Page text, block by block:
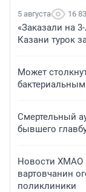
5 августа 16
«Заказали на
Казани турок
Может
Смертельный
бывшего
Новости ХМАО
вартовчанин
поликлиники